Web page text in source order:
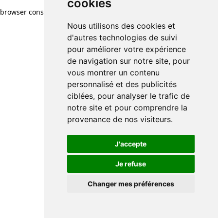
cookies
Nous utilisons des cookies et
d'autres technologies de suivi
pour améliorer votre expérience
de navigation sur notre site, pour
vous montrer un contenu
personnalisé et des publicités
ciblées, pour analyser le trafic de
notre site et pour comprendre la
provenance de nos visiteurs.
J'accepte
Je refuse
Changer mes préférences
browser console for more information)